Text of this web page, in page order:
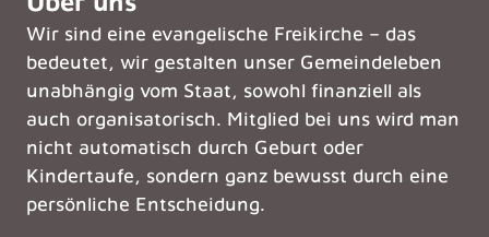
Wir sind eine evangelische Freikirche – das
bedeutet, wir gestalten unser Gemeindeleben
unabhängig vom Staat, sowohl finanziell als
auch organisatorisch. Mitglied bei uns wird man
nicht automatisch durch Geburt oder
Kindertaufe, sondern ganz bewusst durch eine
persönliche Entscheidung.